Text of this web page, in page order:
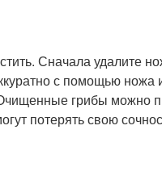
Сначала удалите
с помощью ножа
грибы можно
потерять свою